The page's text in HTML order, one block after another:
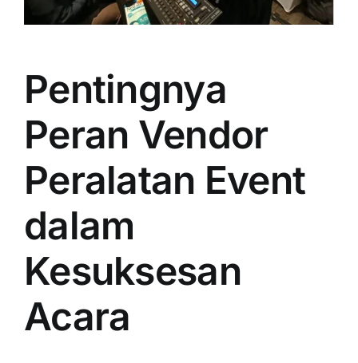
Pentingnya
Peran Vendor
Peralatan Event
dalam
Kesuksesan
Acara